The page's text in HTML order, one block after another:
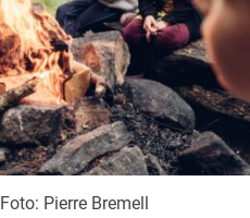
Foto: Pierre Bremell